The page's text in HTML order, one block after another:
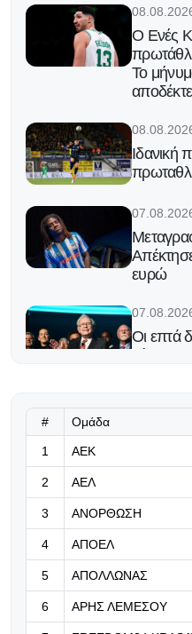
Ο Ενές
Το
Ιδανική
ευρώ
Οι επτά
Το
Έχει
Στην
μετά από
# Ομάδα
1 ΑΕΚ
2 ΑΕΛ
3 ΑΝΟΡΘΩΣΗ
4 ΑΠΟΕΛ
5 ΑΠΟΛΛΩΝΑΣ
6 ΑΡΗΣ ΛΕΜΕΣΟΥ